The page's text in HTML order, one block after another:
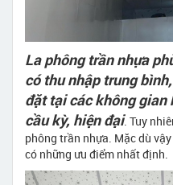
La phông trần nhựa
có thu nhập trung
đặt tại các không gian
cầu kỳ, hiện đại. Tuy
phông trần nhựa. Mặc dù
có những ưu điểm nhất định.